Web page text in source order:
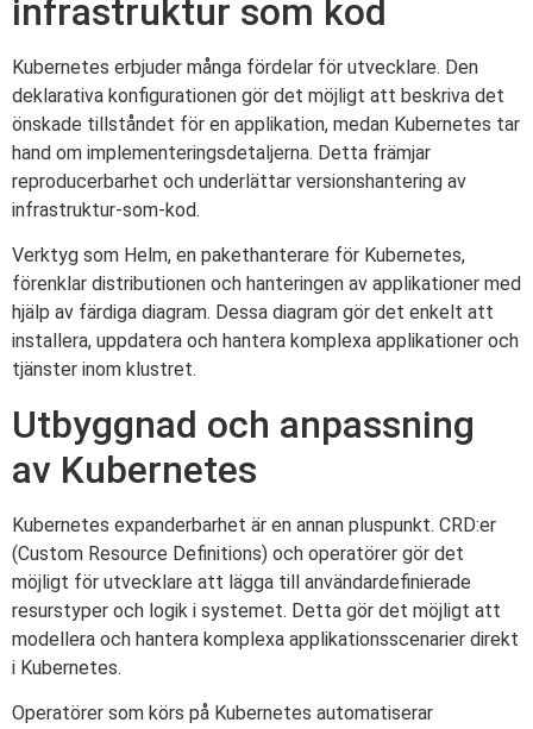
infrastruktur som kod
Kubernetes erbjuder många fördelar för utvecklare. Den
deklarativa konfigurationen gör det möjligt att beskriva det
önskade tillståndet för en applikation, medan Kubernetes tar
hand om implementeringsdetaljerna. Detta främjar
reproducerbarhet och underlättar versionshantering av
infrastruktur-som-kod.
Verktyg som Helm, en pakethanterare för Kubernetes,
förenklar distributionen och hanteringen av applikationer med
hjälp av färdiga diagram. Dessa diagram gör det enkelt att
installera, uppdatera och hantera komplexa applikationer och
tjänster inom klustret.
Utbyggnad och anpassning
av Kubernetes
Kubernetes expanderbarhet är en annan pluspunkt. CRD:er
(Custom Resource Definitions) och operatörer gör det
möjligt för utvecklare att lägga till användardefinierade
resurstyper och logik i systemet. Detta gör det möjligt att
modellera och hantera komplexa applikationsscenarier direkt
i Kubernetes.
Operatörer som körs på Kubernetes automatiserar